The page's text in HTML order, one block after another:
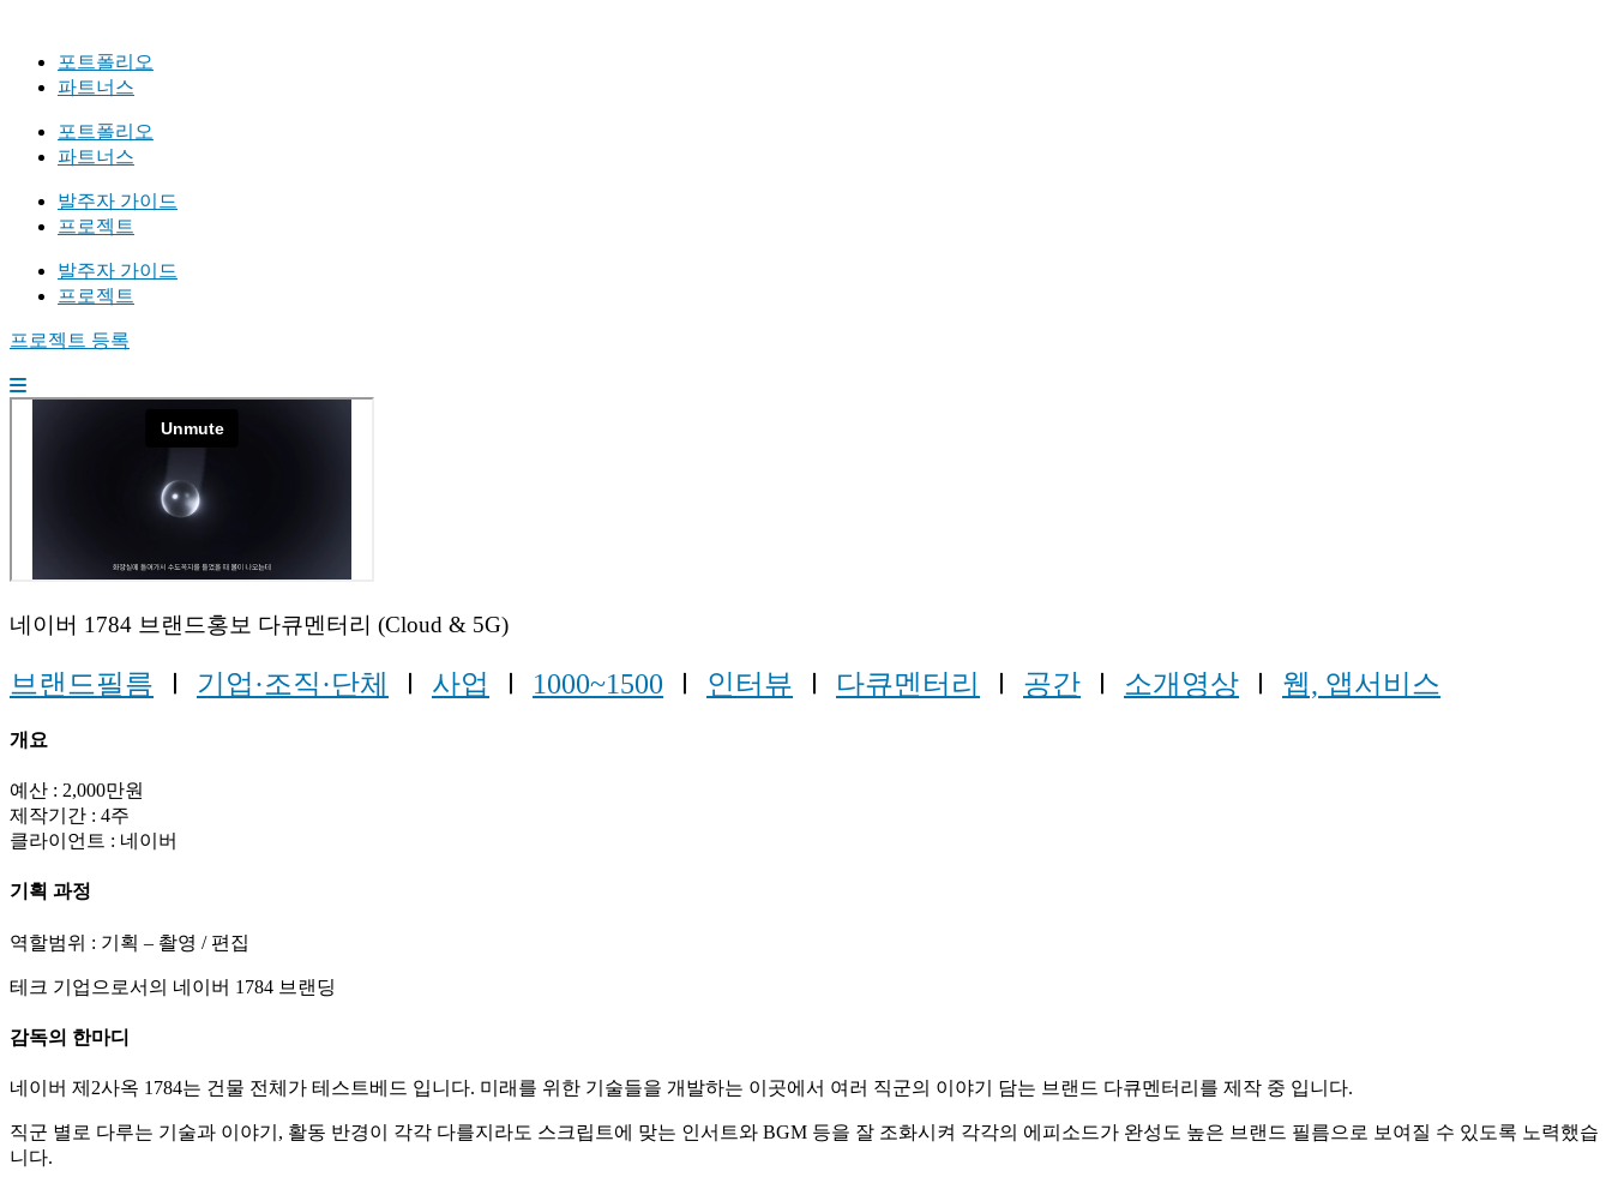
포트폴리오
파트너스
포트폴리오
파트너스
발주자 가이드
프로젝트
발주자 가이드
프로젝트
프로젝트 등록
네이버 1784 브랜드홍보 다큐멘터리 (Cloud & 5G)
브랜드필름 Ⅰ 기업·조직·단체 Ⅰ 사업 Ⅰ 1000~1500 Ⅰ 인터뷰 Ⅰ 다큐멘터리 Ⅰ 공간 Ⅰ 소개영상 Ⅰ 웹, 앱서비스
개요
예산 : 2,000만원
제작기간 : 4주
클라이언트 : 네이버
기획 과정
역할범위 : 기획 – 촬영 / 편집
테크 기업으로서의 네이버 1784 브랜딩
감독의 한마디
네이버 제2사옥 1784는 건물 전체가 테스트베드 입니다. 미래를 위한 기술들을 개발하는 이곳에서 여러 직군의 이야기 담는 브랜드 다큐멘터리를 제작 중 입니다.
직군 별로 다루는 기술과 이야기, 활동 반경이 각각 다를지라도 스크립트에 맞는 인서트와 BGM 등을 잘 조화시켜 각각의 에피소드가 완성도 높은 브랜드 필름으로 보여질 수 있도록 노력했습
니다.